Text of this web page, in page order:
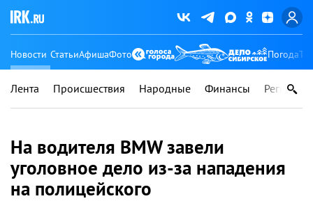
Новости СтатьиАфишаФото Погода
Лента Происшествия Народные Финансы Регионы
На водителя BMW завели
уголовное дело из-за нападения
на полицейского